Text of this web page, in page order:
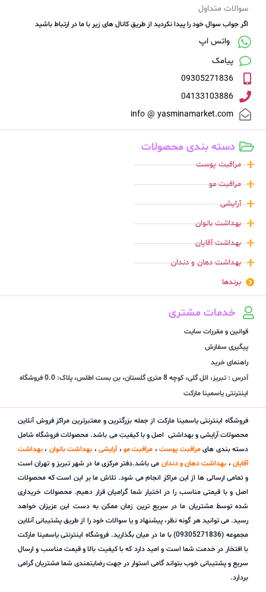
سوالات متداول
اگر جواب سوال خود را پیدا نکردید از طریق کانال های زیر با ما در ارتباط باشید
واتس اپ
پیامک
09305271836
04133103886
info @ yasminamarket.com
دسته بندی محصولات
مراقبت پوست
مراقبت مو
آرایشی
بهداشت بانوان
بهداشت آقایان
بهداشت دهان و دندان
برندها
خدمات مشتری
قوانین و مقررات سایت
پیگیری سفارش
راهنمای خرید
آدرس : تبریز، ائل گلی، کوچه 8 متری گلستان، بن بست اطلس، پلاک: 0.0 فروشگاه
اینترنتی یاسمینا مارکت
فروشگاه اینترنتی یاسمینا مارکت از جمله بزرگترین و معتبرترین مراکز فروش آنلاین
محصولات آرایشی و بهداشتی اصل و با کیفیتِ می باشد. محصولات فروشگاه شامل
دسته بندی هایمراقبت پوست، مراقبت مو،آرایشی، بهداشت بانوان ، بهداشت
آقایان، بهداشت دهان و دندان می باشد.دفتر مرکزی ما در شهر تبریز و تهران است
و تمامی ارسالی ها از این مراکز انجام می شود. تلاش ما بر این است که محصولات
اصل و با قیمتی مناسب را در اختیار شما گرامیان قرار دهیم. محصولات خریداری
شده توسط مشتریان ما در سریع ترین زمان ممکن به دست این عزیزان خواهد
رسید. می توانید هر گونه نظر، پیشنهاد و یا سوالات خود را از طریق پشتیبانی آنلاین
مجموعه (09305271836) با ما در میان بگذارید. فروشگاه اینترنتی یاسمینا مارکت
با افتخار در خدمت شما است و امید دارد که با کیفیت بالا و قیمت مناسب و ارسال
سریع و پشتیبانی خوب بتواند گامی استوار در جهت رضایتمندی شما مشتریان گرامی
بردارد.